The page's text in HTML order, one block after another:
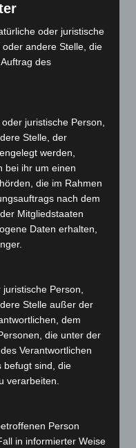
oder juristische
andere Stelle, die
des
juristische Person,
Stelle, der
werden,
bei ihr um einen
die im Rahmen
nach dem
Mitgliedstaaten
Daten erhalten,
Person,
Stelle außer der
dem
die unter der
Verantwortlichen
befugt sind, die
verarbeiten.
Person
in informierter Weise